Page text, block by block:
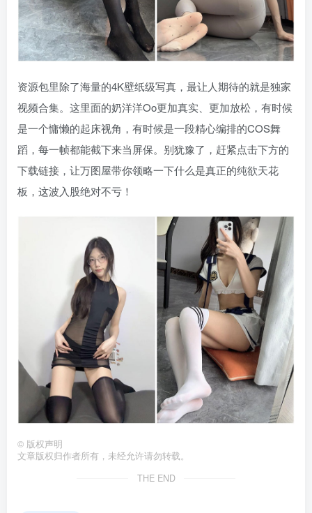
资源包里除了海量的4K壁纸级写真，最让人期待的就是独家
视频合集。这里面的奶洋洋Oo更加真实、更加放松，有时候
是一个慵懒的起床视角，有时候是一段精心编排的COS舞
蹈，每一帧都能截下来当屏保。别犹豫了，赶紧点击下方的
下载链接，让万图屋带你领略一下什么是真正的纯欲天花
板，这波入股绝对不亏！
© 版权声明
文章版权归作者所有，未经允许请勿转载。
THE END